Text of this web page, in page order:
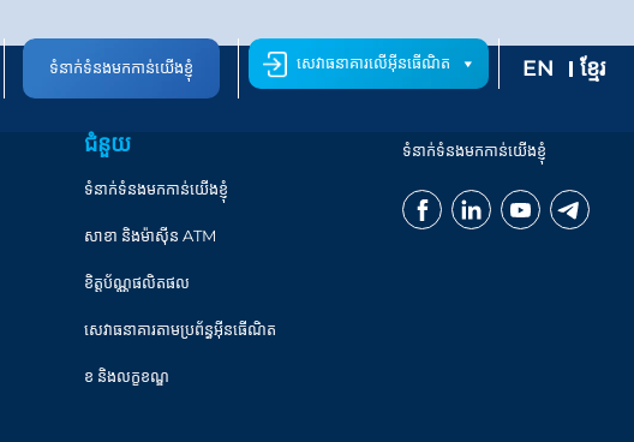
សេវាធនាគារលើអ៊ីនធើណិត
ទំនាក់ទំនងមកកាន់យើងខ្ញុំ EN ខ្មែរ
ជំនួយ
ទំនាក់ទំនងមកកាន់យើងខ្ញុំ
សាខា និងម៉ាស៊ីន ATM
ខិត្តប័ណ្ណផលិតផល
សេវាធនាគារតាមប្រព័ន្ធអ៊ីនធើណិត
ខ និងលក្ខខណ្ឌ
ទំនាក់ទំនងមកកាន់យើងខ្ញុំ